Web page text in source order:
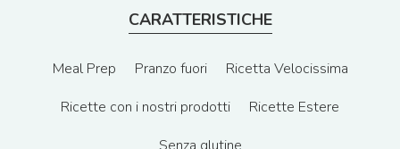
CARATTERISTICHE
Meal Prep Pranzo fuori
Ricetta Velocissima
Ricette con i nostri prodotti
Ricette Estere